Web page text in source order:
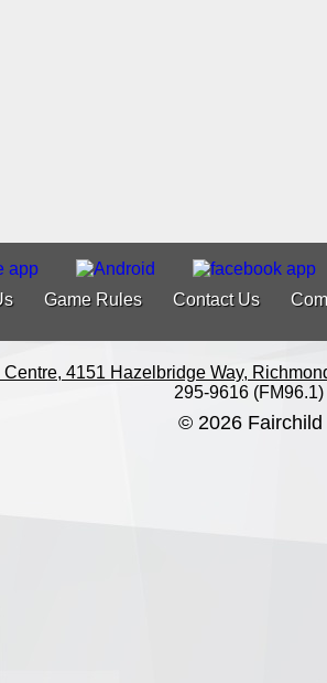
Game Rules Contact Us
4151 Hazelbridge Way,
295-9616 (FM96.1)
© 2026 Fairchild